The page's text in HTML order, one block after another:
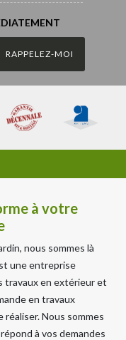
à votre
nous sommes là
une entreprise
travaux en extérieur et
en travaux
Nous sommes
à vos demandes